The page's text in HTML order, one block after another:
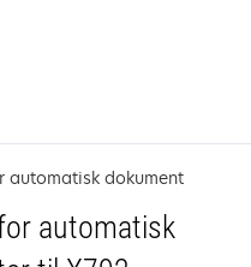
automatisk dokument
automatisk